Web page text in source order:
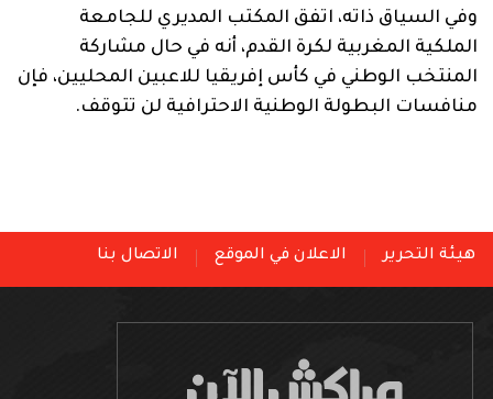
وفي السياق ذاته، اتفق المكتب المديري للجامعة
الملكية المغربية لكرة القدم، أنه في حال مشاركة
المنتخب الوطني في كأس إفريقيا للاعبين المحليين، فإن
منافسات البطولة الوطنية الاحترافية لن تتوقف.
هيئة التحرير الاعلان في الموقع الاتصال بنا